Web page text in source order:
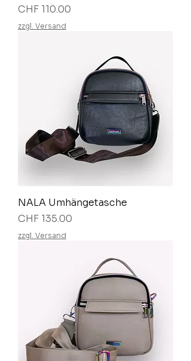
Preis
CHF 110.00
zzgl. Versand
NALA Umhängetasche
Preis
CHF 135.00
zzgl. Versand